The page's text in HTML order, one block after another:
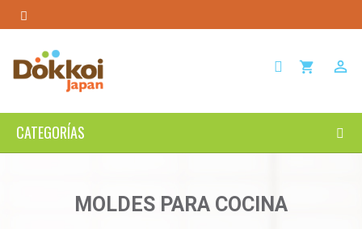

shopping_cart
CATEGORÍAS
MOLDES PARA COCINA